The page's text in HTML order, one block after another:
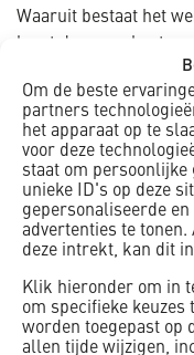
Om de beste
partners
het apparaat op te
voor deze
staat om persoonlijke
unieke ID's op deze
gepersonaliseerde
advertenties te
deze intrekt, kan dit
Klik hieronder om in
om specifieke keuzes
worden toegepast op
allen tijde wijzigen,
Waaruit bestaat het
loopt daar een
het spoor door die
daarnaast heeft de
spoor een liftschacht
alleen per trap maar
Uitvoerder Dick
betonwerk, het civiele
hebben deze
damwanden,
kleine bemaling toe
gegraven,
betonwerk